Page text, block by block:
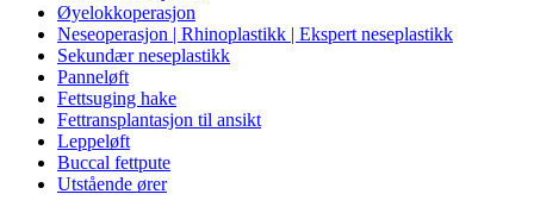
Øyelokkoperasjon
Neseoperasjon | Rhinoplastikk | Ekspert neseplastikk
Sekundær neseplastikk
Panneløft
Fettsuging hake
Fettransplantasjon til ansikt
Leppeløft
Buccal fettpute
Utstående ører